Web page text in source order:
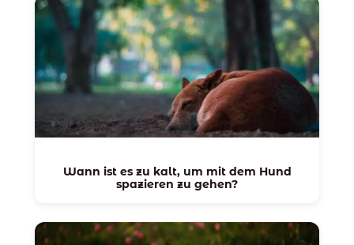
Wann ist es zu kalt, um mit dem Hund
spazieren zu gehen?